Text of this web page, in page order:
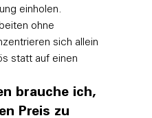
einholen.
ohne
sich allein
statt auf einen
brauche ich,
Preis zu